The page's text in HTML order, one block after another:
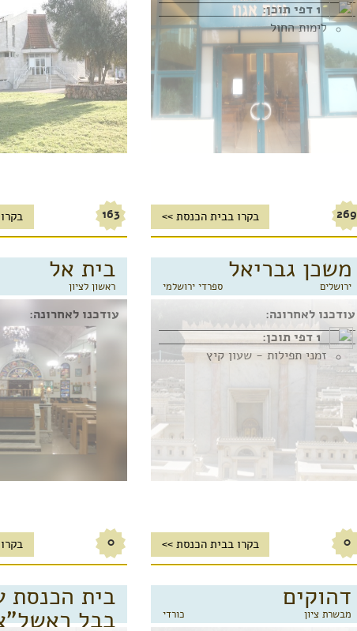
1 דפי תוכן:
לימות החול
269 בקרו בבית הכנסת >> 163
משכן גבריאל
ירושלים ספרדי ירושלמי
עודכנו לאחרונה:
1 דפי תוכן:
זמני תפילות - שעון קיץ
0 בקרו בבית הכנסת >>
בית אל
ראשון לציון
עודכנו לאחרונה:
0
דהוקים
מבשרת ציון כורדי
בית הכנסת
בבל